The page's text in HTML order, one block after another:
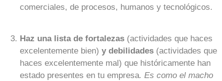
comerciales, de procesos, humanos y tecnológicos.
Haz una lista de fortalezas (actividades que haces
excelentemente bien) y debilidades (actividades que
haces excelentemente mal) que históricamente han
estado presentes en tu empresa. Es como el macho